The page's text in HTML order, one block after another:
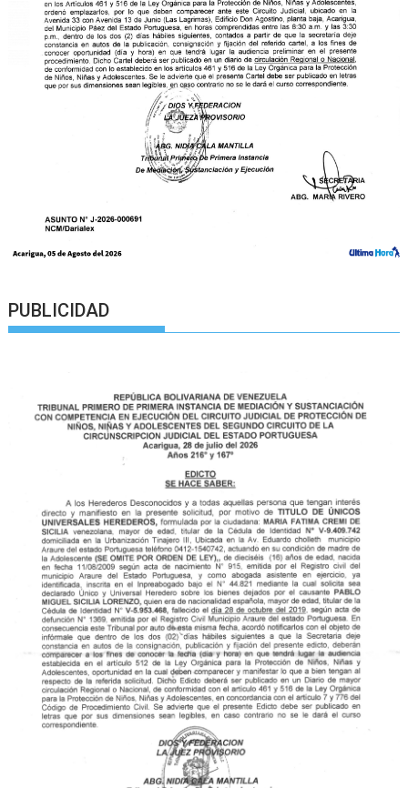
PUBLICIDAD